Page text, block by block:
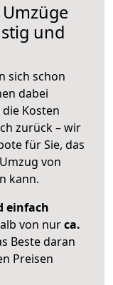
und
sich schon
dabei
Kosten
zurück – wir
für Sie, das
von
kann.
einfach
von nurca.
Beste daran
Preisen